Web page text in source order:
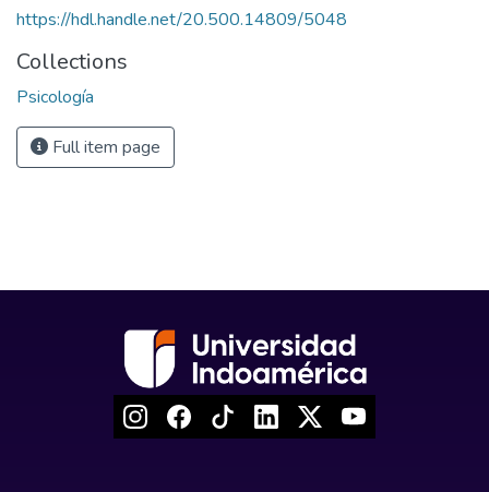
https://hdl.handle.net/20.500.14809/5048
Collections
Psicología
Full item page